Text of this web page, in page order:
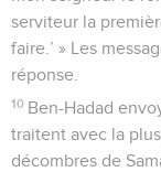
serviteur la
faire.’ » Les
réponse.
10 Ben-Hadad
traitent avec la
décombres de